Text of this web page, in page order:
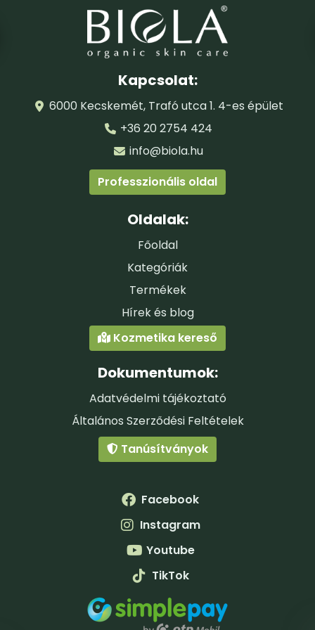
Kapcsolat:
6000 Kecskemét, Trafó utca 1. 4-es épület
+36 20 2754 424
info@biola.hu
Professzionális oldal
Oldalak:
Főoldal
Kategóriák
Termékek
Hírek és blog
Kozmetika kereső
Dokumentumok:
Adatvédelmi tájékoztató
Általános Szerződési Feltételek
Tanúsítványok
Facebook
Instagram
Youtube
TikTok